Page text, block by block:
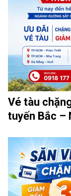
Vé tàu
tuyến Bắc –